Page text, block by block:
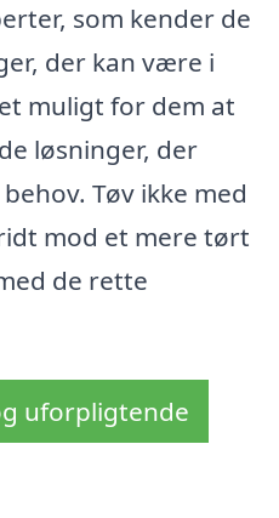
som kender de
der kan være i
muligt for dem at
løsninger, der
Tøv ikke med
mod et mere tørt
de rette
uforpligtende